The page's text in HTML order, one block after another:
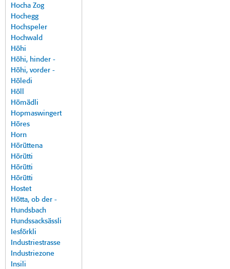
Hocha Zog
Hochegg
Hochspeler
Hochwald
Höhi
Höhi, hinder -
Höhi, vorder -
Höledi
Höll
Hömädli
Hopmaswingert
Höres
Horn
Hörüttena
Hörütti
Hörütti
Hörütti
Hostet
Hötta, ob der -
Hundsbach
Hundssacksässli
Iesförkli
Industriestrasse
Industriezone
Insili